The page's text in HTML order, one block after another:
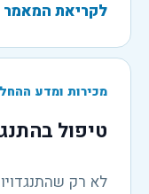
לקריאת המאמר
מכירות ומדע
טיפול
לא רק